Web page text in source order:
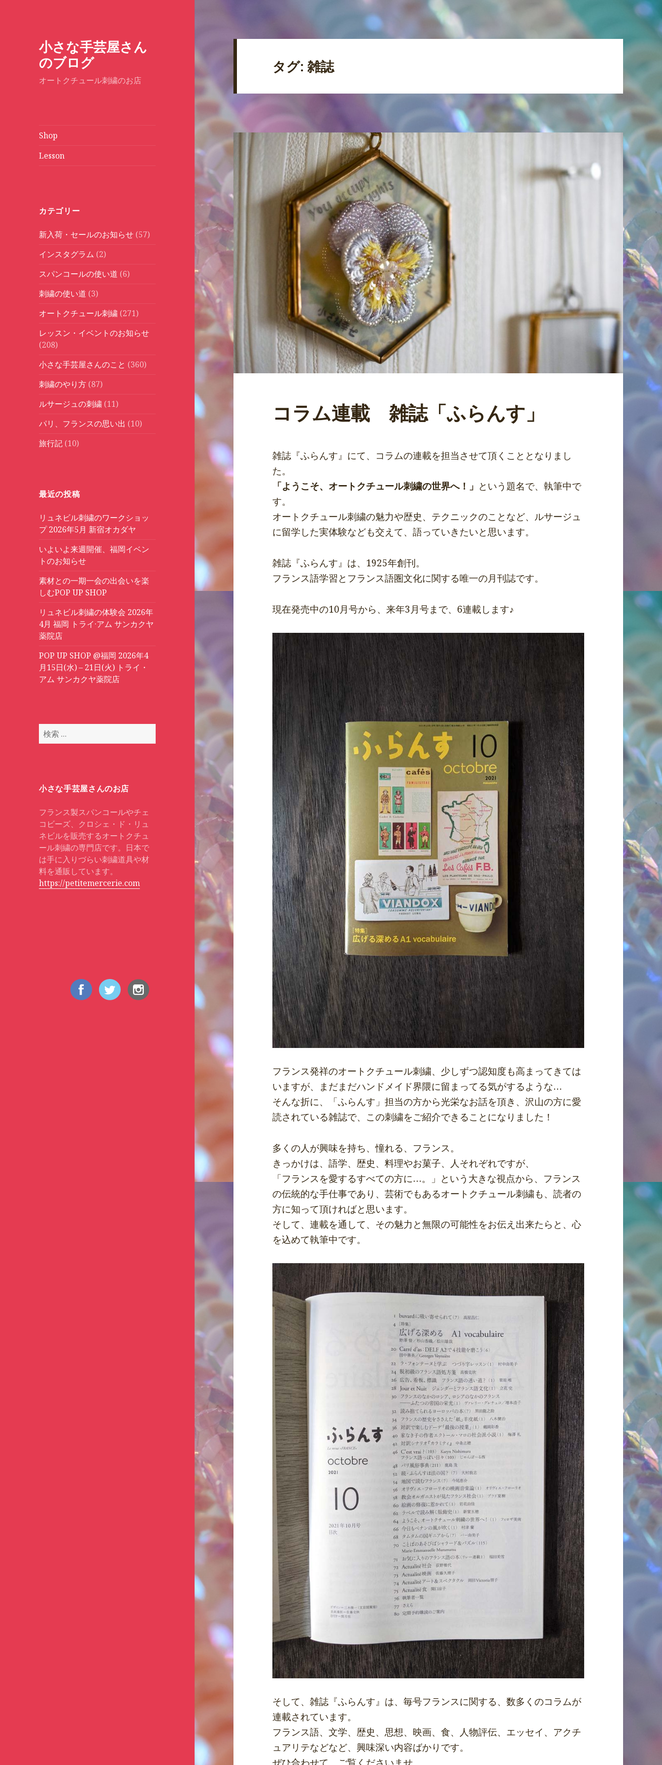
小さな手芸屋さん
のブログ
オートクチュール刺繍のお店
Shop
Lesson
カテゴリー
新入荷・セールのお知らせ (57)
インスタグラム (2)
スパンコールの使い道 (6)
刺繍の使い道 (3)
オートクチュール刺繍 (271)
レッスン・イベントのお知らせ
(208)
小さな手芸屋さんのこと (360)
刺繍のやり方 (87)
ルサージュの刺繍 (11)
パリ、フランスの思い出 (10)
旅行記 (10)
最近の投稿
リュネビル刺繍のワークショッ
プ 2026年5月 新宿オカダヤ
いよいよ来週開催、福岡イベン
トのお知らせ
素材との一期一会の出会いを楽
しむPOP UP SHOP
リュネビル刺繍の体験会 2026年
4月 福岡 トライ·アム サンカクヤ
薬院店
POP UP SHOP @福岡 2026年4
月15日(水) – 21日(火) トライ・
アム サンカクヤ薬院店
検
索
小さな手芸屋さんのお店
フランス製スパンコールやチェ
コビーズ、クロシェ・ド・リュ
ネビルを販売するオートクチュ
ール刺繍の専門店です。日本で
は手に入りづらい刺繍道具や材
料を通販しています。
https://petitemercerie.com
タグ: 雑誌
コラム連載 雑誌「ふらんす」
雑誌『ふらんす』にて、コラムの連載を担当させて頂くこととなりまし
た。
「ようこそ、オートクチュール刺繍の世界へ！」 という題名で、執筆中で
す。
オートクチュール刺繍の魅力や歴史、テクニックのことなど、ルサージュ
に留学した実体験なども交えて、語っていきたいと思います。
雑誌『ふらんす』は、1925年創刊。
フランス語学習とフランス語圏文化に関する唯一の月刊誌です。
現在発売中の10月号から、来年3月号まで、6連載します♪
フランス発祥のオートクチュール刺繍、少しずつ認知度も高まってきては
いますが、まだまだハンドメイド界隈に留まってる気がするような…
そんな折に、「ふらんす」担当の方から光栄なお話を頂き、沢山の方に愛
読されている雑誌で、この刺繍をご紹介できることになりました！
多くの人が興味を持ち、憧れる、フランス。
きっかけは、語学、歴史、料理やお菓子、人それぞれですが、
「フランスを愛するすべての方に…。」という大きな視点から、フランス
の伝統的な手仕事であり、芸術でもあるオートクチュール刺繍も、読者の
方に知って頂ければと思います。
そして、連載を通して、その魅力と無限の可能性をお伝え出来たらと、心
を込めて執筆中です。
そして、雑誌『ふらんす』は、毎号フランスに関する、数多くのコラムが
連載されています。
フランス語、文学、歴史、思想、映画、食、人物評伝、エッセイ、アクチ
ュアリテなどなど、興味深い内容ばかりです。